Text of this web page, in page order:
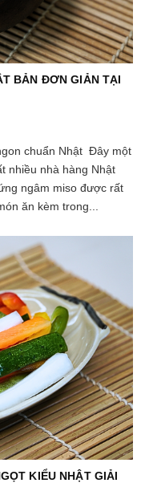
BẢN ĐƠN GIẢN TẠI
chuẩn Nhật Đây một
nhiều nhà hàng Nhật
ngâm miso được rất
ăn kèm trong...
KIỂU NHẬT GIẢI